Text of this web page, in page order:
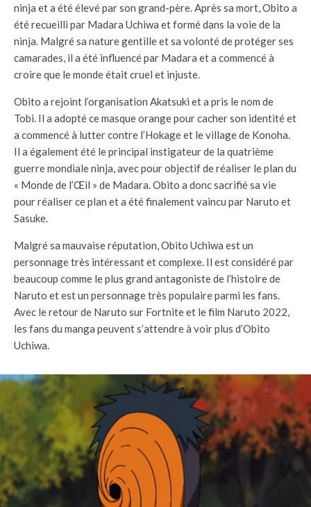
ninja et a été élevé par son grand-père. Après sa mort, Obito a
été recueilli par Madara Uchiwa et formé dans la voie de la
ninja. Malgré sa nature gentille et sa volonté de protéger ses
camarades, il a été influencé par Madara et a commencé à
croire que le monde était cruel et injuste.
Obito a rejoint l’organisation Akatsuki et a pris le nom de
Tobi. Il a adopté ce masque orange pour cacher son identité et
a commencé à lutter contre l’Hokage et le village de Konoha.
Il a également été le principal instigateur de la quatrième
guerre mondiale ninja, avec pour objectif de réaliser le plan du
« Monde de l’Œil » de Madara. Obito a donc sacrifié sa vie
pour réaliser ce plan et a été finalement vaincu par Naruto et
Sasuke.
Malgré sa mauvaise réputation, Obito Uchiwa est un
personnage très intéressant et complexe. Il est considéré par
beaucoup comme le plus grand antagoniste de l’histoire de
Naruto et est un personnage très populaire parmi les fans.
Avec le retour de Naruto sur Fortnite et le film Naruto 2022,
les fans du manga peuvent s’attendre à voir plus d’Obito
Uchiwa.